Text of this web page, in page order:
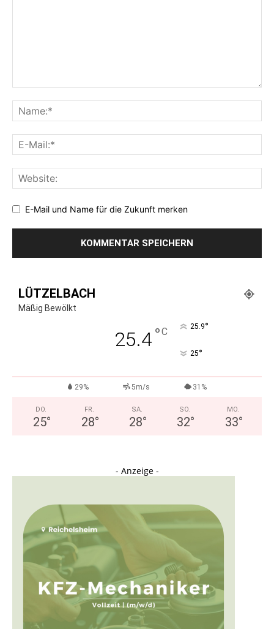
E-Mail und Name für die Zukunft merken
LÜTZELBACH
Mäßig Bewölkt
25.4°C 25.9°
25°
29% 5m/s 31%
DO.
25°
FR.
28°
SA.
28°
SO.
32°
MO.
33°
- Anzeige -